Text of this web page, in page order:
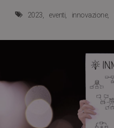
2023 eventi innovazione